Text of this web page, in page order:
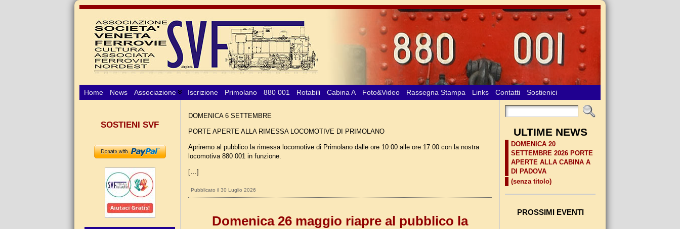
Home News Associazione Iscrizione Primolano 880 001 Rotabili Cabina A Foto&Video Rassegna Stampa Links Contatti Sostienici
SOSTIENI SVF
DOMENICA 6 SETTEMBRE
PORTE APERTE ALLA RIMESSA LOCOMOTIVE DI PRIMOLANO
Apriremo al pubblico la rimessa locomotive di Primolano dalle ore 10:00 alle ore 17:00 con la nostra
locomotiva 880 001 in funzione.
[…]
Pubblicato il 30 Luglio 2026
Domenica 26 maggio riapre al pubblico la
ULTIME NEWS
DOMENICA 20
SETTEMBRE 2026 PORTE
APERTE ALLA CABINA A
DI PADOVA
(senza titolo)
PROSSIMI EVENTI